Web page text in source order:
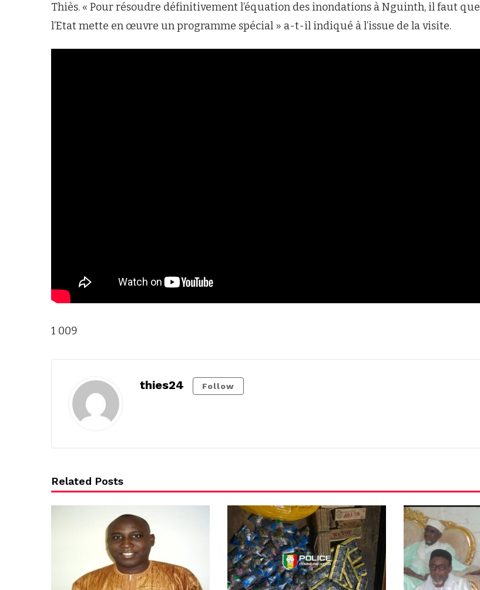
Thiès. « Pour résoudre définitivement l’équation des inondations à Nguinth, il faut que
l’Etat mette en œuvre un programme spécial » a-t-il indiqué à l’issue de la visite.
1 009
thies24 Follow
Related Posts